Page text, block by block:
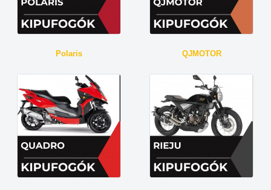
Polaris QJMOTOR